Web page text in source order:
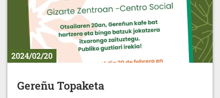
2024/02/20
Gereñu Topaketa